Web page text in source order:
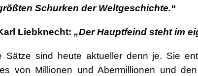
Schurken der Weltgeschichte.“
Liebknecht: „Der Hauptfeind steht im
Sätze sind heute aktueller denn je. Sie
von Millionen und Abermillionen und